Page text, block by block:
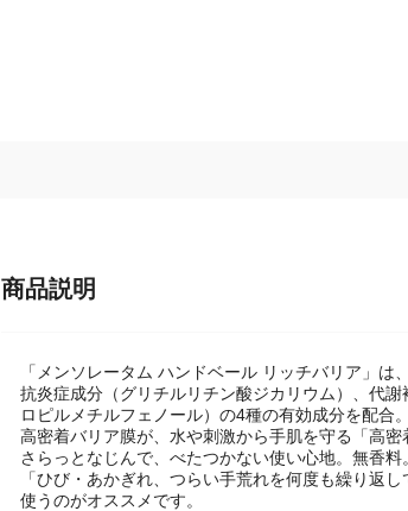
商品説明
「メンソレータム ハンドベール リッチバリア」
抗炎症成分（グリチルリチン酸ジカリウム）、代
ロピルメチルフェノール）の4種の有効成分を配合
高密着バリア膜が、水や刺激から手肌を守る「高
さらっとなじんで、べたつかない使い心地。無香料。
「ひび・あかぎれ、つらい手荒れを何度も繰り返
使うのがオススメです。